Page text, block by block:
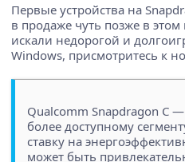
Первые устройства на
в продаже чуть позже в этом
искали недорогой и
Windows, присмотритесь к
Qualcomm Snapdragon C
более доступному
ставку на
может быть